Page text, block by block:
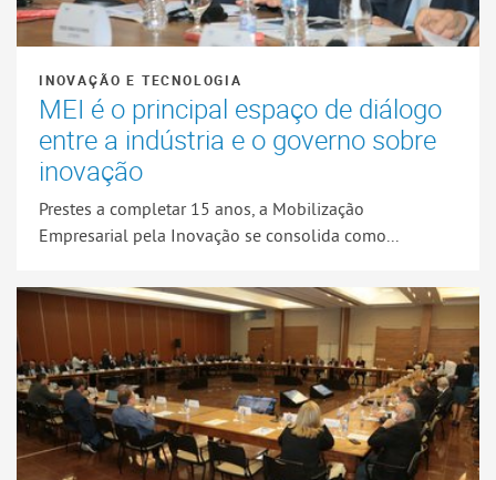
INOVAÇÃO E TECNOLOGIA
MEI é o principal espaço de diálogo
entre a indústria e o governo sobre
inovação
Prestes a completar 15 anos, a Mobilização
Empresarial pela Inovação se consolida como...